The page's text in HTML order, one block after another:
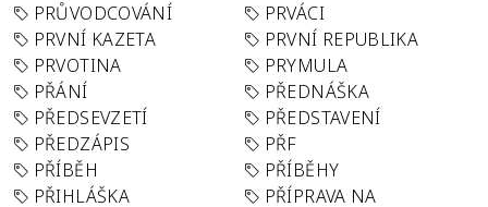
PRŮVODCOVÁNÍ
PRVÁCI
PRVNÍ KAZETA
PRVNÍ REPUBLIKA
PRVOTINA
PRYMULA
PŘÁNÍ
PŘEDNÁŠKA
PŘEDSEVZETÍ
PŘEDSTAVENÍ
PŘEDZÁPIS
PŘF
PŘÍBĚH
PŘÍBĚHY
PŘIHLÁŠKA
PŘÍPRAVA NA